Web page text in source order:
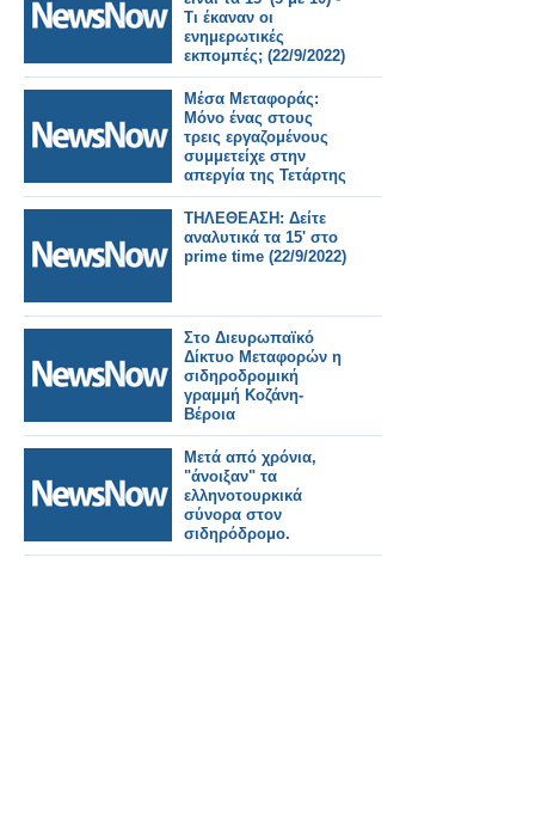
Τι έκαναν οι
ενημερωτικές
εκπομπές; (22/9/2022)
Μέσα Μεταφοράς:
Μόνο ένας στους
τρεις εργαζομένους
συμμετείχε στην
απεργία της Τετάρτης
ΤΗΛΕΘΕΑΣΗ: Δείτε
αναλυτικά τα 15' στο
prime time (22/9/2022)
Στο Διευρωπαϊκό
Δίκτυο Μεταφορών η
σιδηροδρομική
γραμμή Κοζάνη-
Βέροια
Μετά από χρόνια,
"άνοιξαν" τα
ελληνοτουρκικά
σύνορα στον
σιδηρόδρομο.